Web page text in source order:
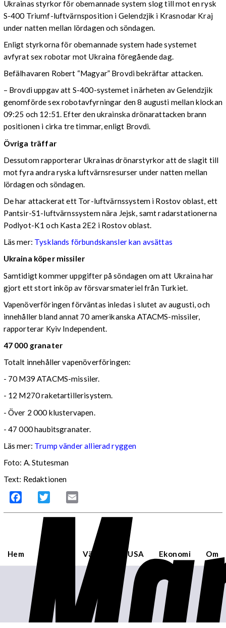
Ukrainas styrkor för obemannade system slog till mot en rysk
S-400 Triumf-luftvärnsposition i Gelendzjik i Krasnodar Kraj
under natten mellan lördagen och söndagen.
Enligt styrkorna för obemannade system hade systemet
avfyrat sex robotar mot Ukraina föregående dag.
Befälhavaren Robert “Magyar” Brovdi bekräftar attacken.
– Brovdi uppgav att S-400-systemet i närheten av Gelendzjik
genomförde sex robotavfyrningar den 8 augusti mellan klockan
09:25 och 12:51. Efter den ukrainska drönarattacken brann
positionen i cirka tre timmar, enligt Brovdi.
Övriga träffar
Dessutom rapporterar Ukrainas drönarstyrkor att de slagit till
mot fyra andra ryska luftvärnsresurser under natten mellan
lördagen och söndagen.
De har attackerat ett Tor-luftvärnssystem i Rostov oblast, ett
Pantsir-S1-luftvärnssystem nära Jejsk, samt radarstationerna
Podlyot-K1 och Kasta 2E2 i Rostov oblast.
Läs mer: Tysklands förbundskansler kan avsättas
Ukraina köper missiler
Samtidigt kommer uppgifter på söndagen om att Ukraina har
gjort ett stort inköp av försvarsmateriel från Turkiet.
Vapenöverföringen förväntas inledas i slutet av augusti, och
innehåller bland annat 70 amerikanska ATACMS-missiler,
rapporterar Kyiv Independent.
47 000 granater
Totalt innehåller vapenöverföringen:
- 70 M39 ATACMS-missiler.
- 12 M270 raketartillerisystem.
- Över 2 000 klustervapen.
- 47 000 haubitsgranater.
Läs mer: Trump vänder allierad ryggen
Foto: A. Stutesman
Text: Redaktionen
Facebook Twitter
Hem Världen USA Ekonomi Om